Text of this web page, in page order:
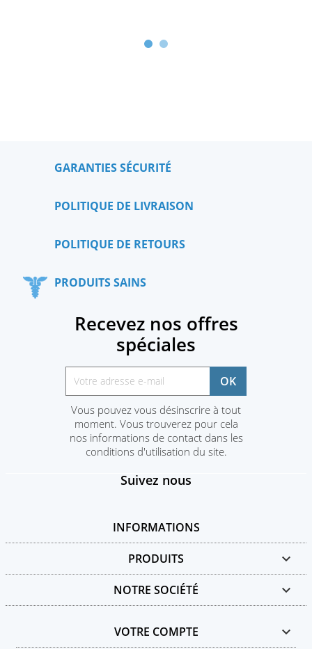
GARANTIES SÉCURITÉ
POLITIQUE DE LIVRAISON
POLITIQUE DE RETOURS
PRODUITS SAINS
Recevez nos offres
spéciales
Vous pouvez vous désinscrire à tout
moment. Vous trouverez pour cela
nos informations de contact dans les
conditions d'utilisation du site.
Suivez nous
INFORMATIONS
PRODUITS 
NOTRE SOCIÉTÉ 
VOTRE COMPTE
